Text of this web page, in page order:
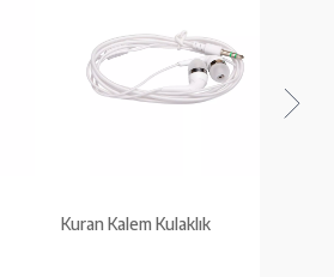
Kuran Kalem Kulaklık